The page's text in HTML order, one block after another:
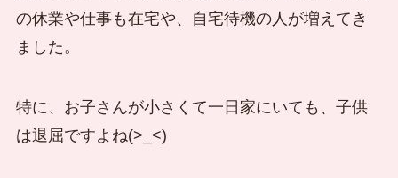
の休業や仕事も在宅や、自宅待機の人が増えてき
ました。
特に、お子さんが小さくて一日家にいても、子供
は退屈ですよね(>_<)